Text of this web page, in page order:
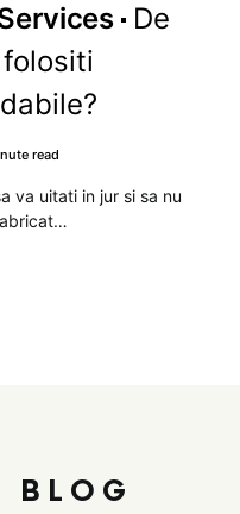
De
read
va uitati in jur si sa nu
BLOG